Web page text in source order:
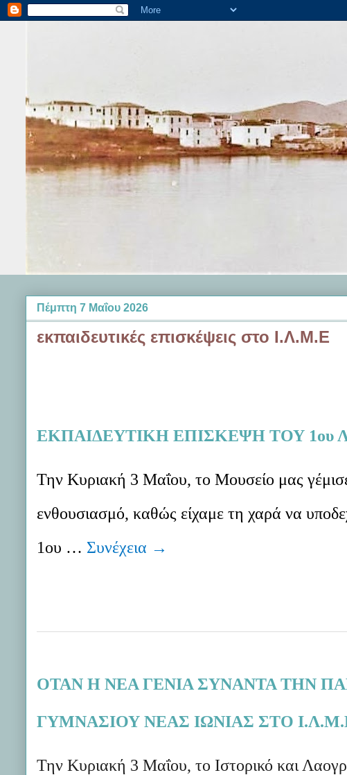
Πέμπτη 7 Μαΐου 2026
εκπαιδευτικές επισκέψεις στο Ι.Λ.Μ.Ε
ΕΚΠΑΙΔΕΥΤΙΚΗ ΕΠΙΣΚΕΨΗ ΤΟΥ 1ου
Την Κυριακή 3 Μαΐου, το Μουσείο μας
ενθουσιασμό, καθώς είχαμε τη χαρά να
1ου … Συνέχεια →
ΟΤΑΝ Η ΝΕΑ ΓΕΝΙΑ ΣΥΝΑΝΤΑ ΤΗΝ
ΓΥΜΝΑΣΙΟΥ ΝΕΑΣ ΙΩΝΙΑΣ ΣΤΟ
Την Κυριακή 3 Μαΐου, το Ιστορικό και